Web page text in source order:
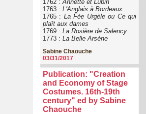
1762 : Annette et Lubin
1763 : L'Anglais à Bordeaux
1765 : La Fée Urgèle ou Ce qui
plaît aux dames
1769 : La Rosière de Salency
1773 : La Belle Arsène
Sabine Chaouche
03/31/2017
Publication: "Creation
and Economy of Stage
Costumes. 16th-19th
century" ed by Sabine
Chaouche